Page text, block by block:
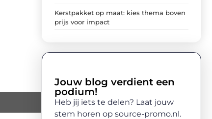
Kerstpakket op maat: kies thema boven
prijs voor impact
Jouw blog verdient een
podium!
Heb jij iets te delen? Laat jouw
stem horen op source-promo.nl.